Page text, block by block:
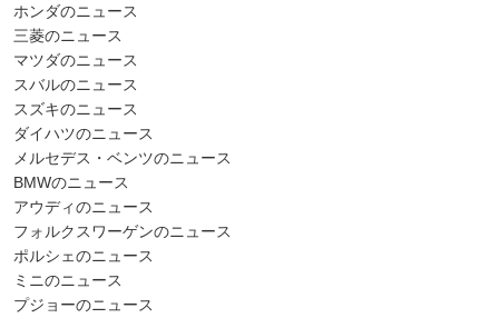
ホンダのニュース
三菱のニュース
マツダのニュース
スバルのニュース
スズキのニュース
ダイハツのニュース
メルセデス・ベンツのニュース
BMWのニュース
アウディのニュース
フォルクスワーゲンのニュース
ポルシェのニュース
ミニのニュース
プジョーのニュース